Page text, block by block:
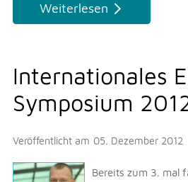
Weiterlesen
Internationales
Symposium
Veröffentlicht am 05. Dezember 2012
Bereits zum 3. mal